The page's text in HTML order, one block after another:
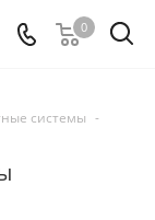
0
системы -